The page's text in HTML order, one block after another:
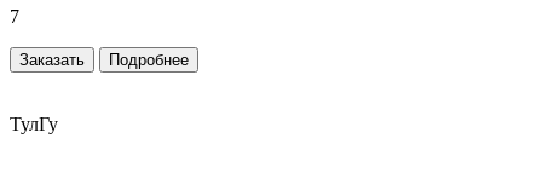
7
Заказать Подробнее
ТулГу